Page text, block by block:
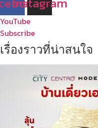
YouTube
Subscribe
เรื่องราวที่น่าสนใจ